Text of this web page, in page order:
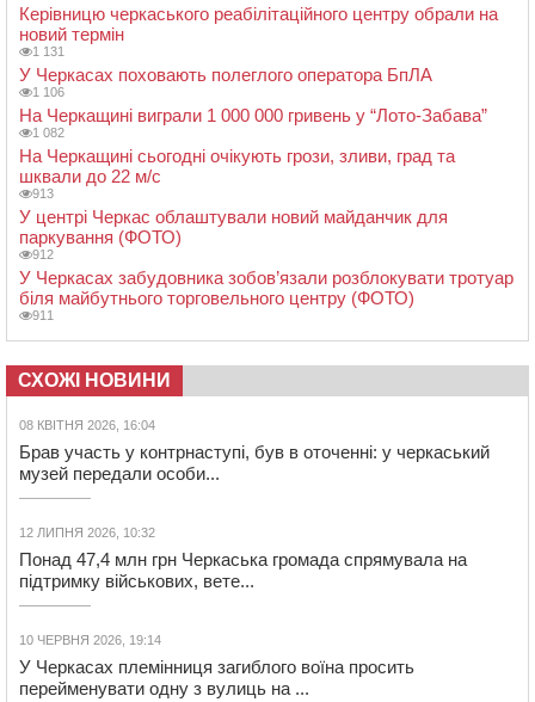
Керівницю черкаського реабілітаційного центру обрали на
новий термін
1 131
У Черкасах поховають полеглого оператора БпЛА
1 106
На Черкащині виграли 1 000 000 гривень у “Лото-Забава”
1 082
На Черкащині сьогодні очікують грози, зливи, град та
шквали до 22 м/с
913
У центрі Черкас облаштували новий майданчик для
паркування (ФОТО)
912
У Черкасах забудовника зобов’язали розблокувати тротуар
біля майбутнього торговельного центру (ФОТО)
911
СХОЖІ НОВИНИ
08 КВІТНЯ 2026, 16:04
Брав участь у контрнаступі, був в оточенні: у черкаський
музей передали особи...
12 ЛИПНЯ 2026, 10:32
Понад 47,4 млн грн Черкаська громада спрямувала на
підтримку військових, вете...
10 ЧЕРВНЯ 2026, 19:14
У Черкасах племінниця загиблого воїна просить
перейменувати одну з вулиць на ...